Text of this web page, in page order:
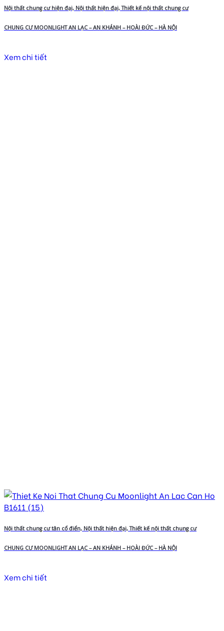
Nội thất chung cư hiện đại, Nội thất hiện đại, Thiết kế nội thất chung cư
CHUNG CƯ MOONLIGHT AN LẠC – AN KHÁNH – HOÀI ĐỨC – HÀ NỘI
Xem chi tiết
Nội thất chung cư tân cổ điển, Nội thất hiện đại, Thiết kế nội thất chung cư
CHUNG CƯ MOONLIGHT AN LẠC – AN KHÁNH – HOÀI ĐỨC – HÀ NỘI
Xem chi tiết